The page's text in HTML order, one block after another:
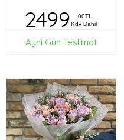
2499
,00TL
Kdv Dahil
Aynı Gün Teslimat